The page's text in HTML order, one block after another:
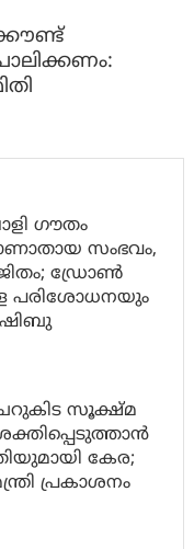
ഗൗതം
സംഭവം,
ഡ്രോണ്‍
പരിശോധനയും
ഷിബു
സൂക്ഷ്മ
കേര;
പ്രകാശനം